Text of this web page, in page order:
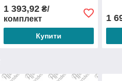
1 393,92₴/
комплект
Купити
1